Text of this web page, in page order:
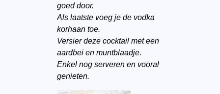
goed door.
Als laatste voeg je de vodka
korhaan toe.
Versier deze cocktail met een
aardbei en muntblaadje.
Enkel nog serveren en vooral
genieten.